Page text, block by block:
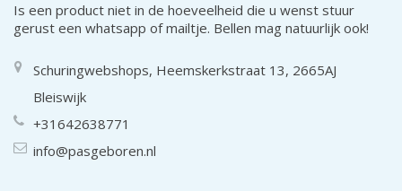
Is een product niet in de hoeveelheid die u wenst stuur
gerust een whatsapp of mailtje. Bellen mag natuurlijk ook!
Schuringwebshops, Heemskerkstraat 13, 2665AJ
Bleiswijk
+31642638771
info@pasgeboren.nl